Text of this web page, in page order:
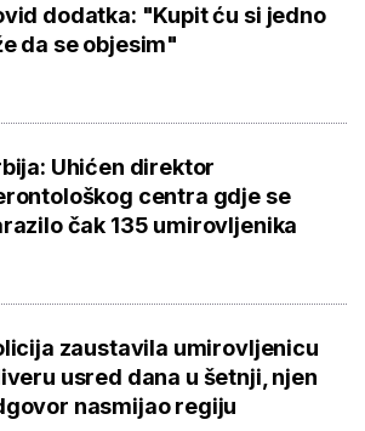
dodatka: "Kupit ću si jedno
da se objesim"
Uhićen direktor
centra gdje se
čak 135 umirovljenika
zaustavila umirovljenicu
usred dana u šetnji, njen
nasmijao regiju